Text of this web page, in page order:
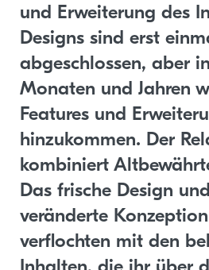
und Erweiterung des
Designs sind erst
abgeschlossen, aber
Monaten und Jahren
Features und
hinzukommen. Der
kombiniert
Das frische Design
veränderte
verflochten mit den